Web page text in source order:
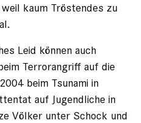
kaum Tröstendes zu
Leid ­können auch
Terrorangriff auf die
beim Tsunami in
auf Jugend­liche in
Völker unter Schock und